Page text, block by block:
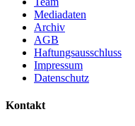
Mediadaten
Archiv
AGB
Haftungsausschluss
Impressum
Datenschutz
Kontakt